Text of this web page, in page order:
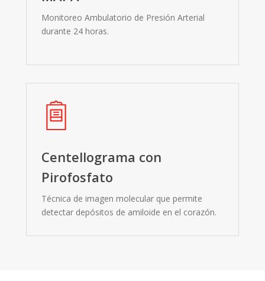
Monitoreo Ambulatorio de Presión Arterial
durante 24 horas.
Centellograma con
Pirofosfato
Técnica de imagen molecular que permite
detectar depósitos de amiloide en el corazón.